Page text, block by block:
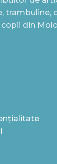
trambuline,
din